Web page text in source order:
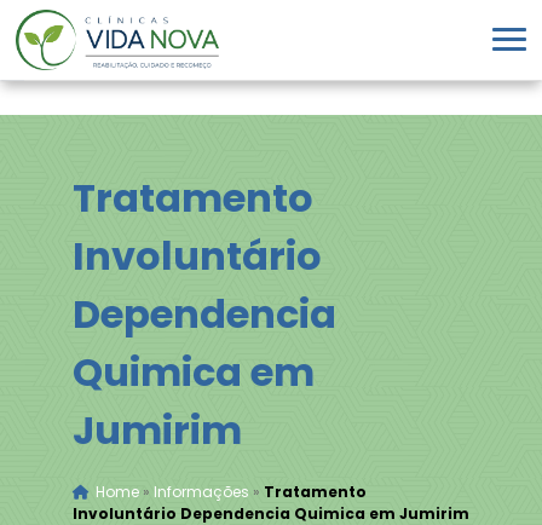
Tratamento
Involuntário
Dependencia
Quimica em
Jumirim
Home» Informações » Tratamento
Involuntário Dependencia Quimica em Jumirim